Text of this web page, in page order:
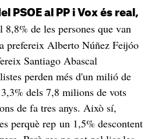
PSOE al PP i Vox és real,
8,8% de les persones que van
prefereix Alberto Núñez Feijóo
Santiago Abascal
perden més d'un milió de
dels 7,8 milions de vots
de fa tres anys. Això sí,
perquè rep un 1,5% descontent